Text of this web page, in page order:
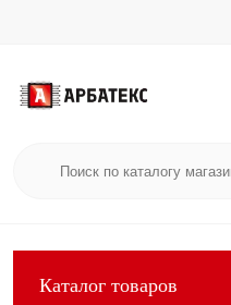
Каталог товаров